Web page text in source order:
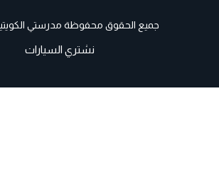
جميع الحقوق محفوظة مدرستي الكويتية ©
نشتري السيارات